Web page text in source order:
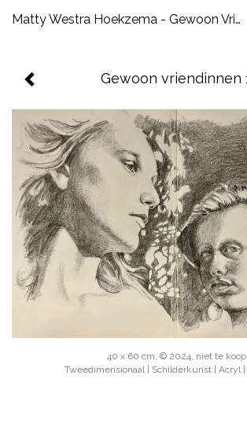
Matty Westra Hoekzema - Gewoon Vriendinnen 1
Gewoon vriendinnen
40 x 60 cm, © 2024, niet te koop
Tweedimensionaal | Schilderkunst | Acryl |